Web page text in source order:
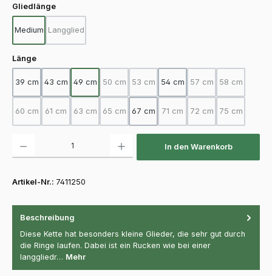
Gliedlängeauswählen
Medium Langglied
(Diese Option ist zurzeit nicht verfügbar.)
Längeauswählen
39 cm 43 cm 49 cm 50 cm
(Diese Option ist zurzeit nicht verfügbar.)
53 cm
(Diese Option ist zurzeit nicht
54 cm 57 cm
(Diese Option ist
58 cm
(Diese
60 cm
(Diese Option ist zurzeit nicht verfügbar.)
61 cm
(Diese Option ist zurzeit nicht verfügbar.)
63 cm
(Diese Option ist zurzeit nicht verfügbar.)
65 cm
(Diese Option ist zurzeit nicht verfügbar.)
67 cm 71 cm
(Diese Option ist zurzeit
72 cm
(Diese Option ist
75 cm
(Diese
In den Warenkorb
Artikel-Nr.: 7411250
Beschreibung
Diese Kette hat besonders kleine Glieder, die sehr gut durch
die Ringe laufen. Dabei ist ein Rucken wie bei einer
langgliedr… Mehr